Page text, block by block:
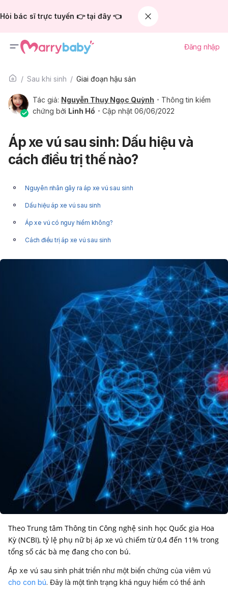
Hỏi bác sĩ trực tuyến 👉 tại đây 👈
Đăng nhập
Sau khi sinh Giai đoạn hậu sản
Tác giả: Nguyễn Thụy Ngọc Quỳnh
Thông tin kiểm
chứng bởi Linh Hồ Cập nhật 06/06/2022
Áp xe vú sau sinh: Dấu hiệu và
cách điều trị thế nào?
Nguyên nhân gây ra áp xe vú sau sinh
Dấu hiệu áp xe vú sau sinh
Áp xe vú có nguy hiểm không?
Cách điều trị áp xe vú sau sinh
Theo Trung tâm Thông tin Công nghệ sinh học Quốc gia Hoa
Kỳ (NCBI), tỷ lệ phụ nữ bị áp xe vú chiếm từ 0,4 đến 11% trong
tổng số các bà mẹ đang cho con bú.
Áp xe vú sau sinh phát triển như một biến chứng của viêm vú
cho con bú. Đây là một tình trạng khá nguy hiểm có thể ảnh